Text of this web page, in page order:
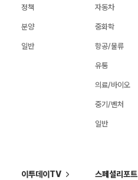
정책
분양
일반
자동차
중화학
항공/물류
유통
의료/바이오
중기/벤처
일반
이투데이TV 스페셜리포트